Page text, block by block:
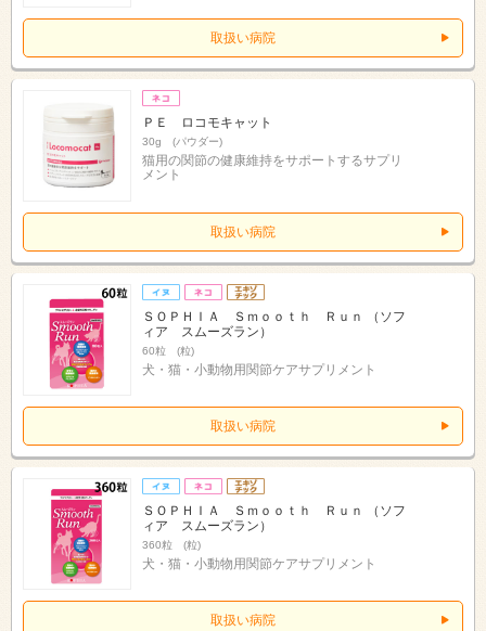
取扱い病院
ＰＥ ロコモキャット
30g (パウダー)
猫用の関節の健康維持をサポートするサプリ
メント
取扱い病院
ＳＯＰＨＩＡ Ｓｍｏｏｔｈ Ｒｕｎ （ソフ
ィア スムーズラン）
60粒 (粒)
犬・猫・小動物用関節ケアサプリメント
取扱い病院
ＳＯＰＨＩＡ Ｓｍｏｏｔｈ Ｒｕｎ （ソフ
ィア スムーズラン）
360粒 (粒)
犬・猫・小動物用関節ケアサプリメント
取扱い病院